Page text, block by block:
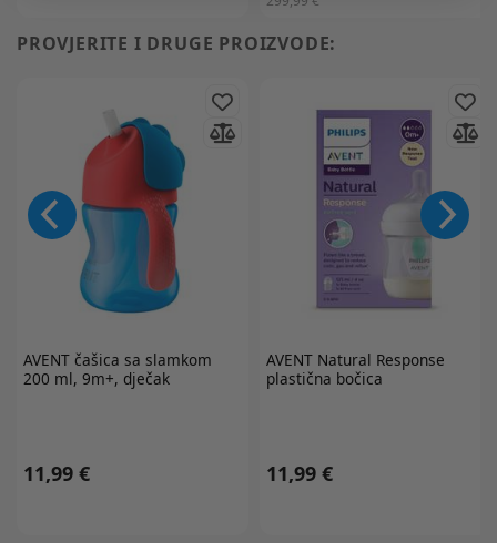
PROVJERITE I DRUGE PROIZVODE:
AVENTčašica sa slamkom
200 ml, 9m+, dječak
11,99 €
AVENT Natural Response
plastična bočica
11,99 €